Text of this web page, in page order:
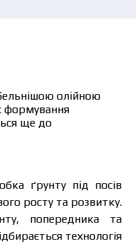
олійною
формування
ще до
ґрунту під посів
росту та розвитку.
попередника та
технологія